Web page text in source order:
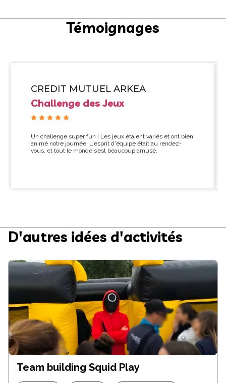
Témoignages
CREDIT MUTUEL ARKEA
Challenge des Jeux
Un challenge super fun ! Les jeux étaient variés et ont bien
animé notre journée. L'esprit d'équipe était au rendez-
vous, et tout le monde s’est beaucoup amusé.
D'autres idées d'activités
Team building Squid Play